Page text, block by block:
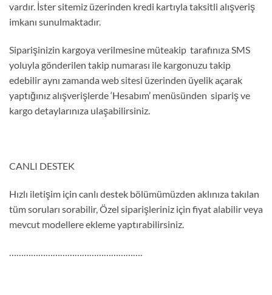
vardır. İster sitemiz üzerinden kredi kartıyla taksitli alışveriş
imkanı sunulmaktadır.
Siparişinizin kargoya verilmesine müteakip tarafınıza SMS
yoluyla gönderilen takip numarası ile kargonuzu takip
edebilir aynı zamanda web sitesi üzerinden üyelik açarak
yaptığınız alışverişlerde ‘Hesabım’ menüsünden sipariş ve
kargo detaylarınıza ulaşabilirsiniz.
CANLI DESTEK
Hızlı iletişim için canlı destek bölümümüzden aklınıza takılan
tüm soruları sorabilir, Özel siparişleriniz için fiyat alabilir veya
mevcut modellere ekleme yaptırabilirsiniz.
……………………………………………….